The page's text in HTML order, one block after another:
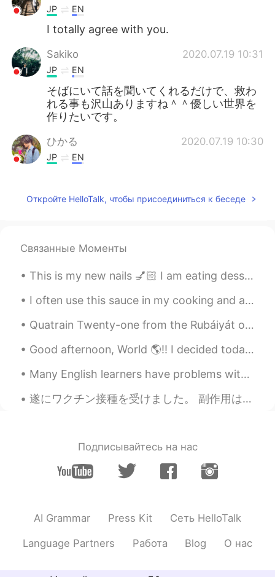
JP EN
I totally agree with you.
Sakiko 2020.07.19 10:31
JP EN
そばにいて話を聞いてくれるだけで、救わ
れる事も沢山ありますね＾＾優しい世界を
作りたいです。
ひかる 2020.07.19 10:30
JP EN
くなるでしょね。
JP EN
Откройте HelloTalk, чтобы присоединиться к беседе
Связанные Моменты
This is my new nails 💅🏻 I am eating dessert 🥭 It’s mango flavored 👅💦 How are you planning to ...
I often use this sauce in my cooking and also as a condiment on my food 😋 If you want to t try ...
Quatrain Twenty-one from the Rubáiyát of Omar Khayyám. Translated by Edward FitzGerald. Lo! so...
Good afternoon, World 🌎!! I decided today was the perfect day for the beach. 🏖 It’s been such a...
Many English learners have problems with the different english accents in the world, because it i...
遂にワクチン接種を受けました。 副作用は人によって違うですが、僕はひどい気分になりましたた😷注射した24時後、熱が出ましたよー 🤒 でも一晩を休んだら、翌日はすっかり元気になりました。 僕は...
Подписывайтесь на нас
AI Grammar Press Kit Сеть HelloTalk
Language Partners Работа Blog О нас